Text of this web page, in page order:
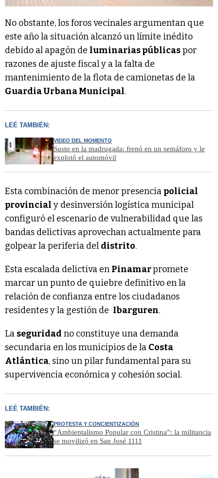
No obstante, los foros vecinales argumentan que
este año la situación alcanzó un límite inédito
debido al apagón de luminarias públicaspor
razones de ajuste fiscal y a la falta de
mantenimiento de la flota de camionetas de la
Guardia Urbana Municipal.
LEÉ TAMBIÉN:
VIDEO DEL MOMENTO
Susto en la madrugada: frenó en un semáforo y le
explotó el automóvil
Esta combinación de menor presencia policial
provincial y desinversión logística municipal
configuró el escenario de vulnerabilidad que las
bandas delictivas aprovechan actualmente para
golpear la periferia del distrito.
Esta escalada delictiva en Pinamarpromete
marcar un punto de quiebre definitivo en la
relación de confianza entre los ciudadanos
residentes y la gestión de Ibarguren.
La seguridad no constituye una demanda
secundaria en los municipios de la Costa
Atlántica, sino un pilar fundamental para su
supervivencia económica y cohesión social.
LEÉ TAMBIÉN:
PROTESTA Y CONCIENTIZACIÓN
“Ambientalismo Popular con Cristina”: la militancia
se movilizó en San José 1111